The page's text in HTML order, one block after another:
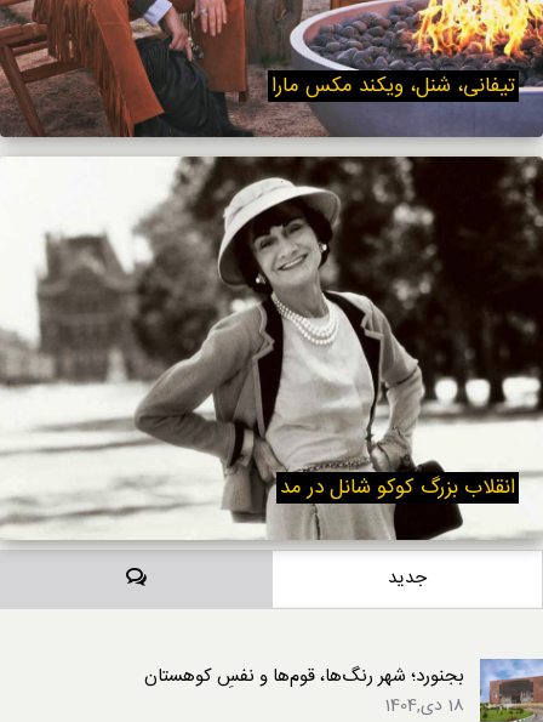
تیفانی، شنل، ویکند مکس مارا
انقلاب بزرگ کوکو شانل در مد
جدید دیدگاه‌ها
بجنورد؛ شهر رنگ‌ها، قوم‌ها و نفسِ کوهستان
18 دی,1404